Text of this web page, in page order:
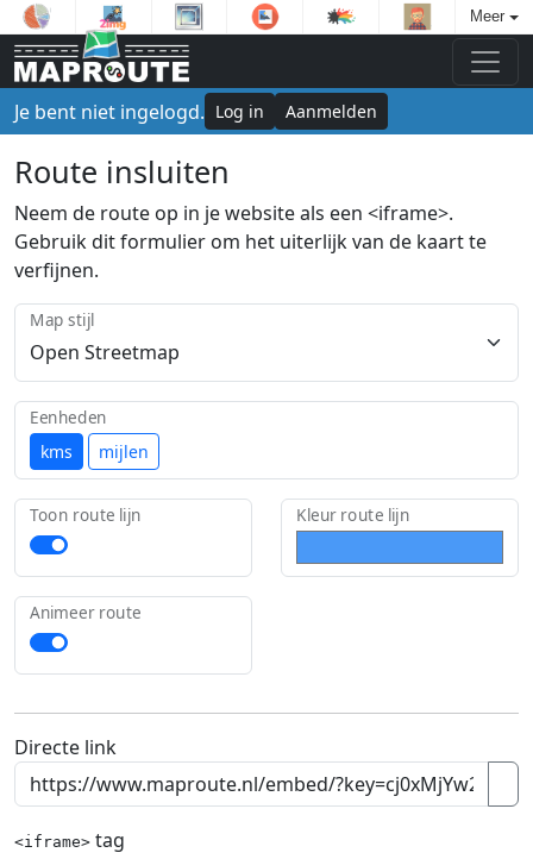
Meer
Je bent niet ingelogd. Log in Aanmelden
Route insluiten
Neem de route op in je website als een <iframe>.
Gebruik dit formulier om het uiterlijk van de kaart te
verfijnen.
Map stijl
kms mijlen
Eenheden
Toon route lijn Kleur route lijn
Animeer route
Directe link
<iframe> tag